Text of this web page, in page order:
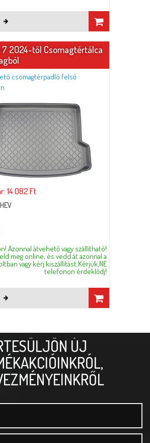
7 2024-től Csomagtértálca
csomagtérpadló felső
14.082 Ft
Azonnal átvehető vagy szállítható!
meg online, és vedd át azonnal a
vagy kérj kiszállítást.Kérjük,NE
telefonon érdeklődj!
ÚJ